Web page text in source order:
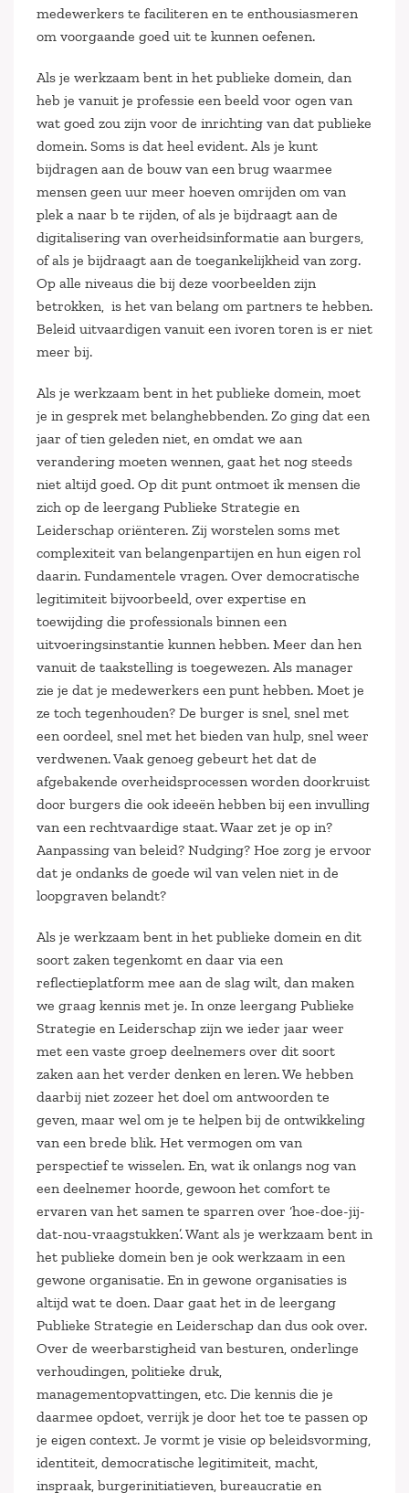
medewerkers te faciliteren en te enthousiasmeren
om voorgaande goed uit te kunnen oefenen.
Als je werkzaam bent in het publieke domein, dan
heb je vanuit je professie een beeld voor ogen van
wat goed zou zijn voor de inrichting van dat publieke
domein. Soms is dat heel evident. Als je kunt
bijdragen aan de bouw van een brug waarmee
mensen geen uur meer hoeven omrijden om van
plek a naar b te rijden, of als je bijdraagt aan de
digitalisering van overheidsinformatie aan burgers,
of als je bijdraagt aan de toegankelijkheid van zorg.
Op alle niveaus die bij deze voorbeelden zijn
betrokken, is het van belang om partners te hebben.
Beleid uitvaardigen vanuit een ivoren toren is er niet
meer bij.
Als je werkzaam bent in het publieke domein, moet
je in gesprek met belanghebbenden. Zo ging dat een
jaar of tien geleden niet, en omdat we aan
verandering moeten wennen, gaat het nog steeds
niet altijd goed. Op dit punt ontmoet ik mensen die
zich op de leergang Publieke Strategie en
Leiderschap oriënteren. Zij worstelen soms met
complexiteit van belangenpartijen en hun eigen rol
daarin. Fundamentele vragen. Over democratische
legitimiteit bijvoorbeeld, over expertise en
toewijding die professionals binnen een
uitvoeringsinstantie kunnen hebben. Meer dan hen
vanuit de taakstelling is toegewezen. Als manager
zie je dat je medewerkers een punt hebben. Moet je
ze toch tegenhouden? De burger is snel, snel met
een oordeel, snel met het bieden van hulp, snel weer
verdwenen. Vaak genoeg gebeurt het dat de
afgebakende overheidsprocessen worden doorkruist
door burgers die ook ideeën hebben bij een invulling
van een rechtvaardige staat. Waar zet je op in?
Aanpassing van beleid? Nudging? Hoe zorg je ervoor
dat je ondanks de goede wil van velen niet in de
loopgraven belandt?
Als je werkzaam bent in het publieke domein en dit
soort zaken tegenkomt en daar via een
reflectieplatform mee aan de slag wilt, dan maken
we graag kennis met je. In onze leergang Publieke
Strategie en Leiderschap zijn we ieder jaar weer
met een vaste groep deelnemers over dit soort
zaken aan het verder denken en leren. We hebben
daarbij niet zozeer het doel om antwoorden te
geven, maar wel om je te helpen bij de ontwikkeling
van een brede blik. Het vermogen om van
perspectief te wisselen. En, wat ik onlangs nog van
een deelnemer hoorde, gewoon het comfort te
ervaren van het samen te sparren over ‘hoe-doe-jij-
dat-nou-vraagstukken’. Want als je werkzaam bent in
het publieke domein ben je ook werkzaam in een
gewone organisatie. En in gewone organisaties is
altijd wat te doen. Daar gaat het in de leergang
Publieke Strategie en Leiderschap dan dus ook over.
Over de weerbarstigheid van besturen, onderlinge
verhoudingen, politieke druk,
managementopvattingen, etc. Die kennis die je
daarmee opdoet, verrijk je door het toe te passen op
je eigen context. Je vormt je visie op beleidsvorming,
identiteit, democratische legitimiteit, macht,
inspraak, burgerinitiatieven, bureaucratie en